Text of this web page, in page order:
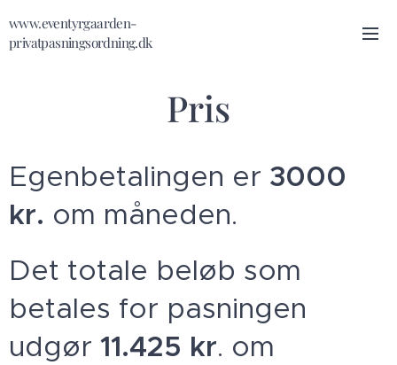
www.eventyrgaarden-
privatpasningsordning.dk
Pris
Egenbetalingen er 3000
kr. om måneden.
Det totale beløb som
betales for pasningen
udgør 11.425 kr. om